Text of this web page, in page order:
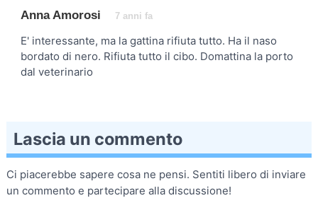
Anna Amorosi 7 anni fa
E' interessante, ma la gattina rifiuta tutto. Ha il naso
bordato di nero. Rifiuta tutto il cibo. Domattina la porto
dal veterinario
Lascia un commento
Ci piacerebbe sapere cosa ne pensi. Sentiti libero di inviare
un commento e partecipare alla discussione!